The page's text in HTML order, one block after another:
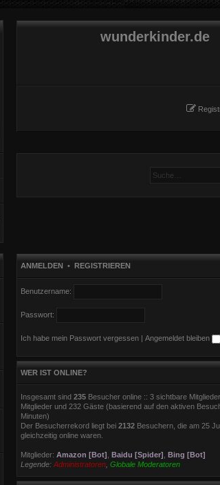
wunderkinder.de
ANMELDEN • REGISTRIEREN
Benutzername:
Passwort:
Ich habe mein Passwort vergessen Angemeldet bleiben
WER IST ONLINE?
Insgesamt sind 235Besucher online :: 3 sichtbare
Mitglieder und 232 Gäste (basierend auf den aktiven
Minuten)
Der Besucherrekord liegt bei 2132Besuchern, die am 25
gleichzeitig online waren.
Mitglieder: Amazon [Bot] Baidu [Spider] Bing [Bot]
Legende: Administratoren, Globale Moderatoren